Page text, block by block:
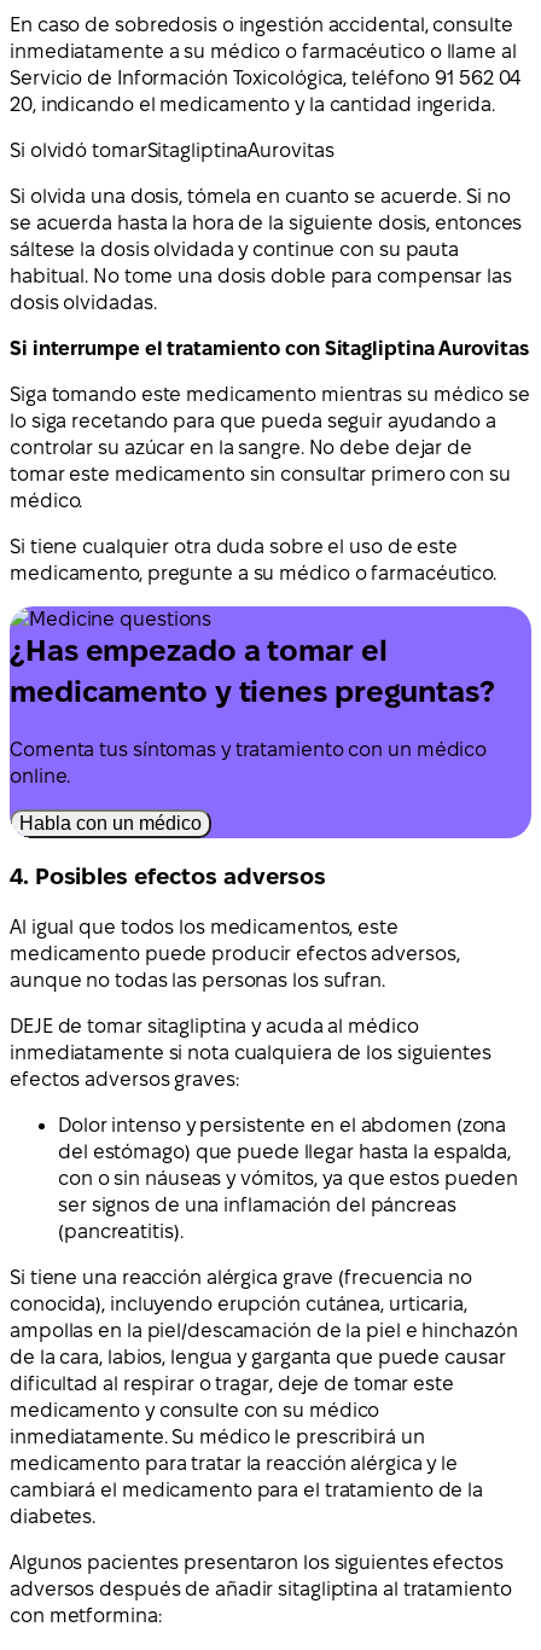
En caso de sobredosis o ingestión accidental, consulte
inmediatamente a su médico o farmacéutico o llame al
Servicio de Información Toxicológica, teléfono 91 562 04
20, indicando el medicamento y la cantidad ingerida.
Si olvidó tomarSitagliptinaAurovitas
Si olvida una dosis, tómela en cuanto se acuerde. Si no
se acuerda hasta la hora de la siguiente dosis, entonces
sáltese la dosis olvidada y continue con su pauta
habitual. No tome una dosis doble para compensar las
dosis olvidadas.
Si interrumpe el tratamiento con Sitagliptina Aurovitas
Siga tomando este medicamento mientras su médico se
lo siga recetando para que pueda seguir ayudando a
controlar su azúcar en la sangre. No debe dejar de
tomar este medicamento sin consultar primero con su
médico.
Si tiene cualquier otra duda sobre el uso de este
medicamento, pregunte a su médico o farmacéutico.
¿Has empezado a tomar el
medicamento y tienes preguntas?
Comenta tus síntomas y tratamiento con un médico
online.
Habla con un médico
4. Posibles efectos adversos
Al igual que todos los medicamentos, este
medicamento puede producir efectos adversos,
aunque no todas las personas los sufran.
DEJE de tomar sitagliptina y acuda al médico
inmediatamente si nota cualquiera de los siguientes
efectos adversos graves:
Dolor intenso y persistente en el abdomen (zona
del estómago) que puede llegar hasta la espalda,
con o sin náuseas y vómitos, ya que estos pueden
ser signos de una inflamación del páncreas
(pancreatitis).
Si tiene una reacción alérgica grave (frecuencia no
conocida), incluyendo erupción cutánea, urticaria,
ampollas en la piel/descamación de la piel e hinchazón
de la cara, labios, lengua y garganta que puede causar
dificultad al respirar o tragar, deje de tomar este
medicamento y consulte con su médico
inmediatamente. Su médico le prescribirá un
medicamento para tratar la reacción alérgica y le
cambiará el medicamento para el tratamiento de la
diabetes.
Algunos pacientes presentaron los siguientes efectos
adversos después de añadir sitagliptina al tratamiento
con metformina: